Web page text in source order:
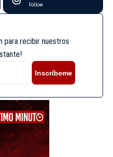
Follow
para recibir nuestros
Inscríbeme